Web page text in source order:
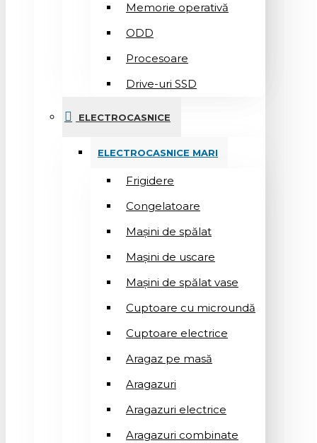
Memorie operativă
ODD
Procesoare
Drive-uri SSD
ELECTROCASNICE
ELECTROCASNICE MARI
Frigidere
Congelatoare
Mașini de spălat
Mașini de uscare
Mașini de spălat vase
Cuptoare cu microundă
Cuptoare electrice
Aragaz pe masă
Aragazuri
Aragazuri electrice
Aragazuri combinate